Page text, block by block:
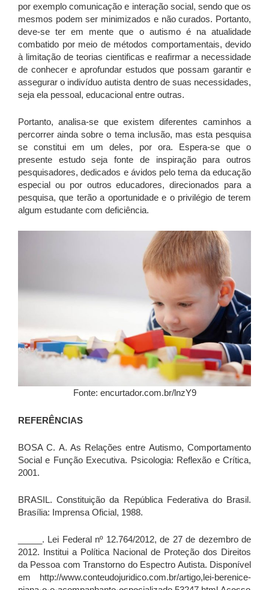
por exemplo comunicação e interação social, sendo que os
mesmos podem ser minimizados e não curados. Portanto,
deve-se ter em mente que o autismo é na atualidade
combatido por meio de métodos comportamentais, devido
à limitação de teorias cientificas e reafirmar a necessidade
de conhecer e aprofundar estudos que possam garantir e
assegurar o indivíduo autista dentro de suas necessidades,
seja ela pessoal, educacional entre outras.
Portanto, analisa-se que existem diferentes caminhos a
percorrer ainda sobre o tema inclusão, mas esta pesquisa
se constitui em um deles, por ora. Espera-se que o
presente estudo seja fonte de inspiração para outros
pesquisadores, dedicados e ávidos pelo tema da educação
especial ou por outros educadores, direcionados para a
pesquisa, que terão a oportunidade e o privilégio de terem
algum estudante com deficiência.
Fonte: encurtador.com.br/lnzY9
REFERÊNCIAS
BOSA C. A. As Relações entre Autismo, Comportamento
Social e Função Executiva. Psicologia: Reflexão e Crítica,
2001.
BRASIL. Constituição da República Federativa do Brasil.
Brasília: Imprensa Oficial, 1988.
_____. Lei Federal nº 12.764/2012, de 27 de dezembro de
2012. Institui a Política Nacional de Proteção dos Direitos
da Pessoa com Transtorno do Espectro Autista. Disponível
em http://www.conteudojuridico.com.br/artigo,lei-berenice-